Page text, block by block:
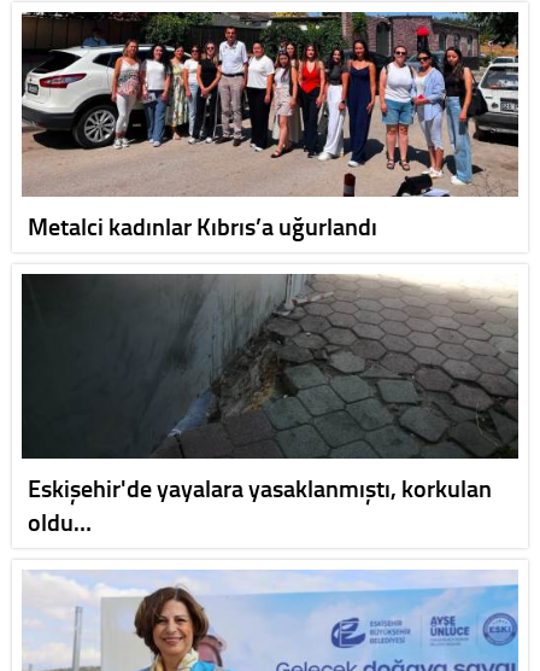
Metalci kadınlar Kıbrıs’a uğurlandı
Eskişehir'de yayalara yasaklanmıştı, korkulan
oldu…